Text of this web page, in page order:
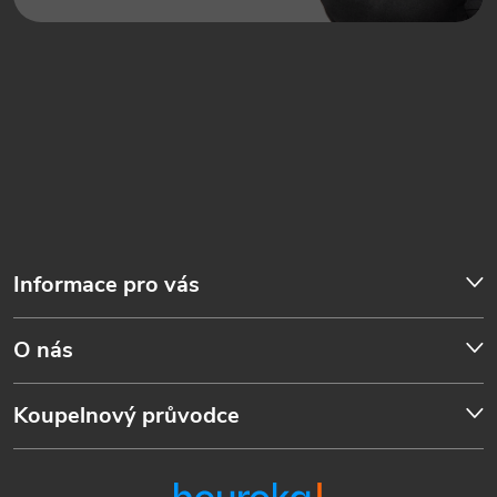
Informace pro vás
O nás
Koupelnový průvodce